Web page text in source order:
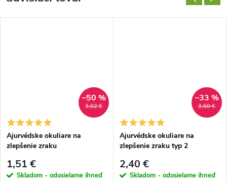
3,02 €
–50 %
Ajurvédske okuliare na
zlepšenie zraku
1,51 €
Skladom - odosielame ihneď
3,60 €
–33 %
Ajurvédske okuliare na
zlepšenie zraku typ 2
2,40 €
Skladom - odosielame ihneď